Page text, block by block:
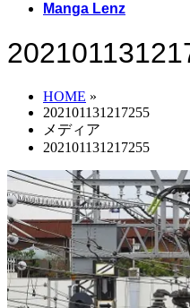
Manga Lenz
HOME »
202101131217255
メディア
202101131217255